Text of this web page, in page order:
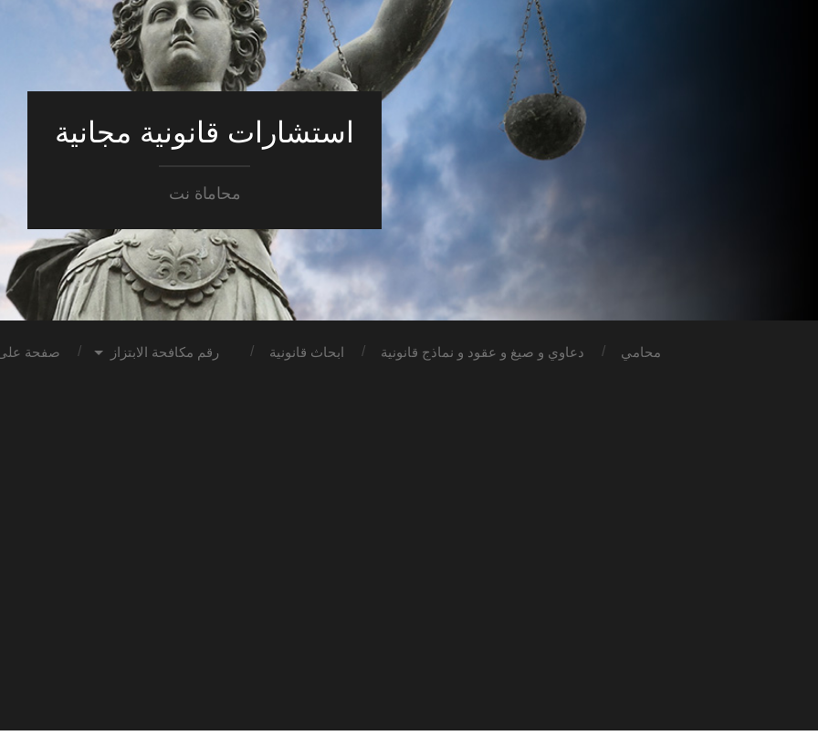
استشارات قانونية مجانية
محاماة نت
محامي دعاوي و صيغ و عقود و نماذج قانونية ابحاث قانونية رقم مكافحة الابتزاز صفحة